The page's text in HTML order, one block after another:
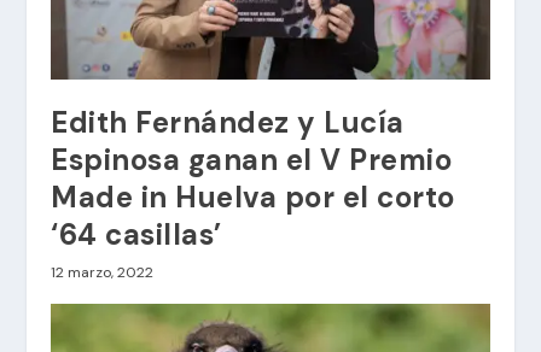
Edith Fernández y Lucía
Espinosa ganan el V Premio
Made in Huelva por el corto
‘64 casillas’
12 marzo, 2022